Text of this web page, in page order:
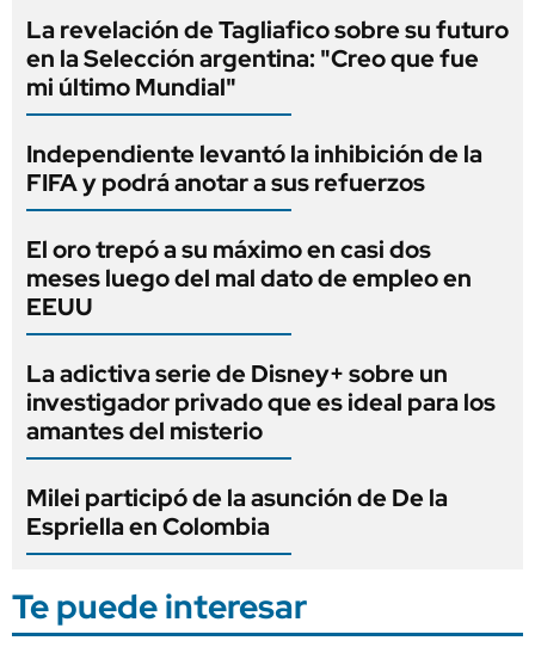
La revelación de Tagliafico sobre su futuro
en la Selección argentina: "Creo que fue
mi último Mundial"
Independiente levantó la inhibición de la
FIFA y podrá anotar a sus refuerzos
El oro trepó a su máximo en casi dos
meses luego del mal dato de empleo en
EEUU
La adictiva serie de Disney+ sobre un
investigador privado que es ideal para los
amantes del misterio
Milei participó de la asunción de De la
Espriella en Colombia
Te puede interesar